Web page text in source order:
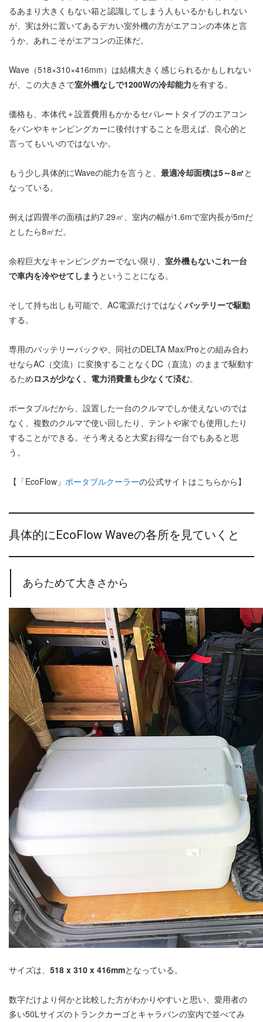
るあまり大きくもない箱と認識してしまう人もいるかもしれない
が、実は外に置いてあるデカい室外機の方がエアコンの本体と言
うか、あれこそがエアコンの正体だ。
Wave（518×310×416mm）は結構大きく感じられるかもしれない
が、この大きさで室外機なしで1200Wの冷却能力を有する。
価格も、本体代＋設置費用もかかるセパレートタイプのエアコン
をバンやキャンピングカーに後付けすることを思えば、良心的と
言ってもいいのではないか。
もう少し具体的にWaveの能力を言うと、 最適冷却面積は5～8㎡と
なっている。
例えば四畳半の面積は約7.29㎡、室内の幅が1.6mで室内長が5mだ
としたら8㎡だ。
余程巨大なキャンピングカーでない限り、 室外機もないこれ一台
で車内を冷やせてしまう ということになる。
そして持ち出しも可能で、AC電源だけではなく バッテリーで駆動
する。
専用のバッテリーパックや、同社のDELTA Max/Proとの組み合わ
せならAC（交流）に変換することなくDC（直流）のままで駆動す
るためロスが少なく、電力消費量も少なくて済む。
ポータブルだから、設置した一台のクルマでしか使えないのでは
なく、複数のクルマで使い回したり、テントや家でも使用したり
することができる。そう考えると大変お得な一台でもあると思
う。
【「EcoFlow」 ポータブルクーラーの公式サイトはこちらから】
具体的にEcoFlow Waveの各所を見ていくと
あらためて大きさから
サイズは、 518 x 310 x 416mmとなっている。
数字だけより何かと比較した方がわかりやすいと思い、愛用者の
多い50Lサイズのトランクカーゴとキャラバンの室内で並べてみ